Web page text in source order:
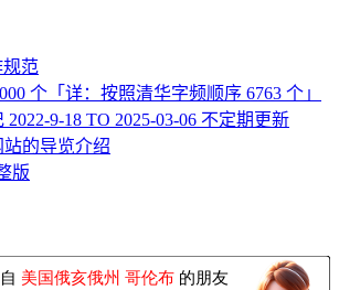
规范
个「详：按照清华字频顺序 6763 个」
2022-9-18 TO 2025-03-06 不定期更新
站的导览介绍
版